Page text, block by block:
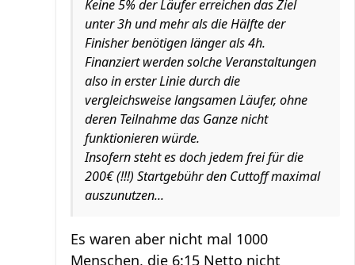
Keine 5% der Läufer erreichen das Ziel
unter 3h und mehr als die Hälfte der
Finisher benötigen länger als 4h.
Finanziert werden solche Veranstaltungen
also in erster Linie durch die
vergleichsweise langsamen Läufer, ohne
deren Teilnahme das Ganze nicht
funktionieren würde.
Insofern steht es doch jedem frei für die
200€ (!!!) Startgebühr den Cuttoff maximal
auszunutzen...
Es waren aber nicht mal 1000
Menschen, die 6:15 Netto nicht